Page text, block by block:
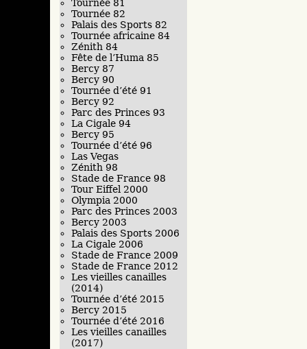
Tournée 81
Tournée 82
Palais des Sports 82
Tournée africaine 84
Zénith 84
Fête de l’Huma 85
Bercy 87
Bercy 90
Tournée d’été 91
Bercy 92
Parc des Princes 93
La Cigale 94
Bercy 95
Tournée d’été 96
Las Vegas
Zénith 98
Stade de France 98
Tour Eiffel 2000
Olympia 2000
Parc des Princes 2003
Bercy 2003
Palais des Sports 2006
La Cigale 2006
Stade de France 2009
Stade de France 2012
Les vieilles canailles
(2014)
Tournée d’été 2015
Bercy 2015
Tournée d’été 2016
Les vieilles canailles
(2017)